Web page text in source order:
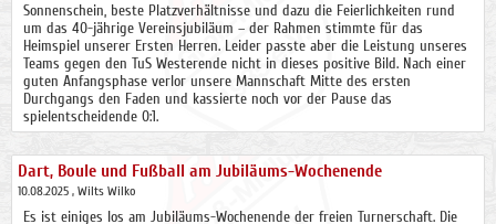
Sonnenschein, beste Platzverhältnisse und dazu die Feierlichkeiten rund
um das 40-jährige Vereinsjubiläum – der Rahmen stimmte für das
Heimspiel unserer Ersten Herren. Leider passte aber die Leistung unseres
Teams gegen den TuS Westerende nicht in dieses positive Bild. Nach einer
guten Anfangsphase verlor unsere Mannschaft Mitte des ersten
Durchgangs den Faden und kassierte noch vor der Pause das
spielentscheidende 0:1.
Dart, Boule und Fußball am Jubiläums-Wochenende
10.08.2025 , Wilts Wilko
Es ist einiges los am Jubiläums-Wochenende der freien Turnerschaft. Die